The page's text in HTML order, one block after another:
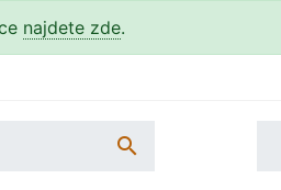
najdete zde.
